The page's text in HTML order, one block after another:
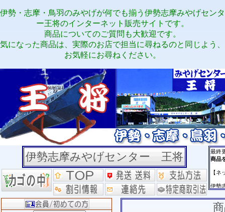
伊勢・志摩・鳥羽のみやげが何でも揃う伊勢志摩みやげセンタ
ー王将のインターネット販売サイトです。
商品についてのご質問も大歓迎です。
気になった商品は、実際のお店で担当に尋ねるのと同じよう、
お気軽にお尋ねください。
伊勢志摩みやげセンター 王将